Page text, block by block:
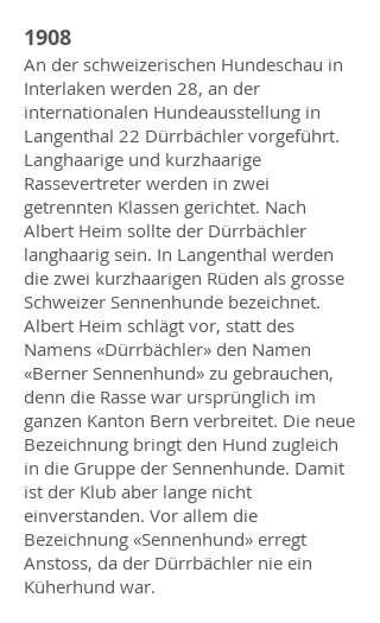
1908
An der schweizerischen Hundeschau in
Interlaken werden 28, an der
internationalen Hundeausstellung in
Langenthal 22 Dürrbächler vorgeführt.
Langhaarige und kurzhaarige
Rassevertreter werden in zwei
getrennten Klassen gerichtet. Nach
Albert Heim sollte der Dürrbächler
langhaarig sein. In Langenthal werden
die zwei kurzhaarigen Rüden als grosse
Schweizer Sennenhunde bezeichnet.
Albert Heim schlägt vor, statt des
Namens «Dürrbächler» den Namen
«Berner Sennenhund» zu gebrauchen,
denn die Rasse war ursprünglich im
ganzen Kanton Bern verbreitet. Die neue
Bezeichnung bringt den Hund zugleich
in die Gruppe der Sennenhunde. Damit
ist der Klub aber lange nicht
einverstanden. Vor allem die
Bezeichnung «Sennenhund» erregt
Anstoss, da der Dürrbächler nie ein
Küherhund war.